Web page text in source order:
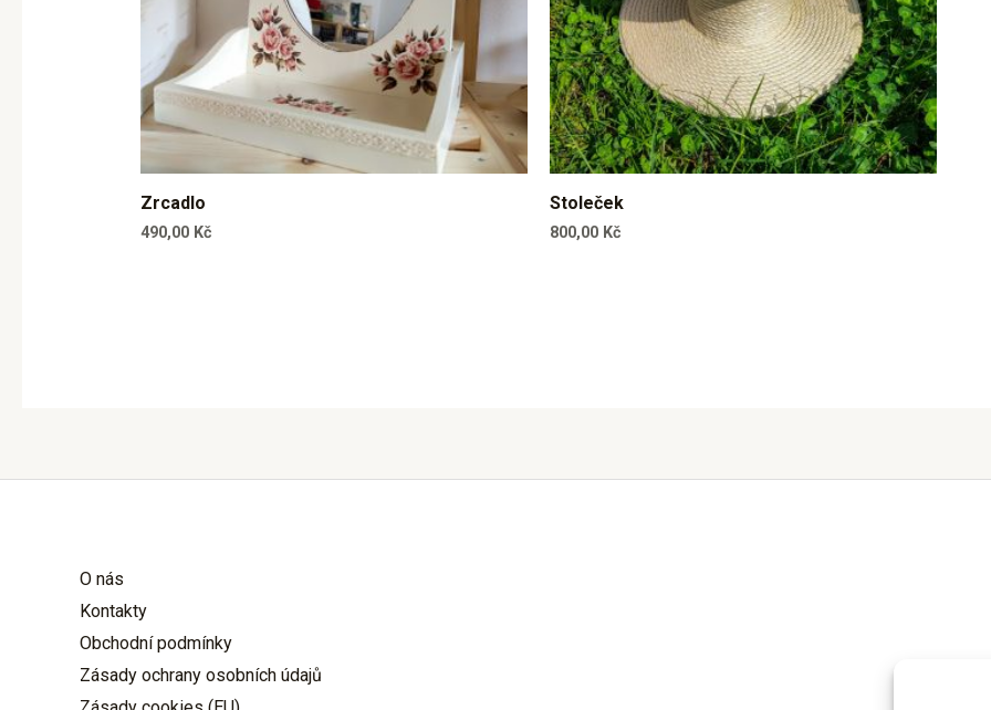
Zrcadlo
490,00 Kč
Stoleček
800,00 Kč
O nás
Kontakty
Obchodní podmínky
Zásady ochrany osobních údajů